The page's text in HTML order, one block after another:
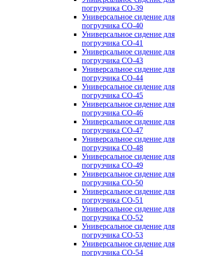
погрузчика CO-39
Универсальное сидение для
погрузчика CO-40
Универсальное сидение для
погрузчика CO-41
Универсальное сидение для
погрузчика CO-43
Универсальное сидение для
погрузчика CO-44
Универсальное сидение для
погрузчика CO-45
Универсальное сидение для
погрузчика CO-46
Универсальное сидение для
погрузчика CO-47
Универсальное сидение для
погрузчика CO-48
Универсальное сидение для
погрузчика CO-49
Универсальное сидение для
погрузчика CO-50
Универсальное сидение для
погрузчика CO-51
Универсальное сидение для
погрузчика CO-52
Универсальное сидение для
погрузчика CO-53
Универсальное сидение для
погрузчика CO-54